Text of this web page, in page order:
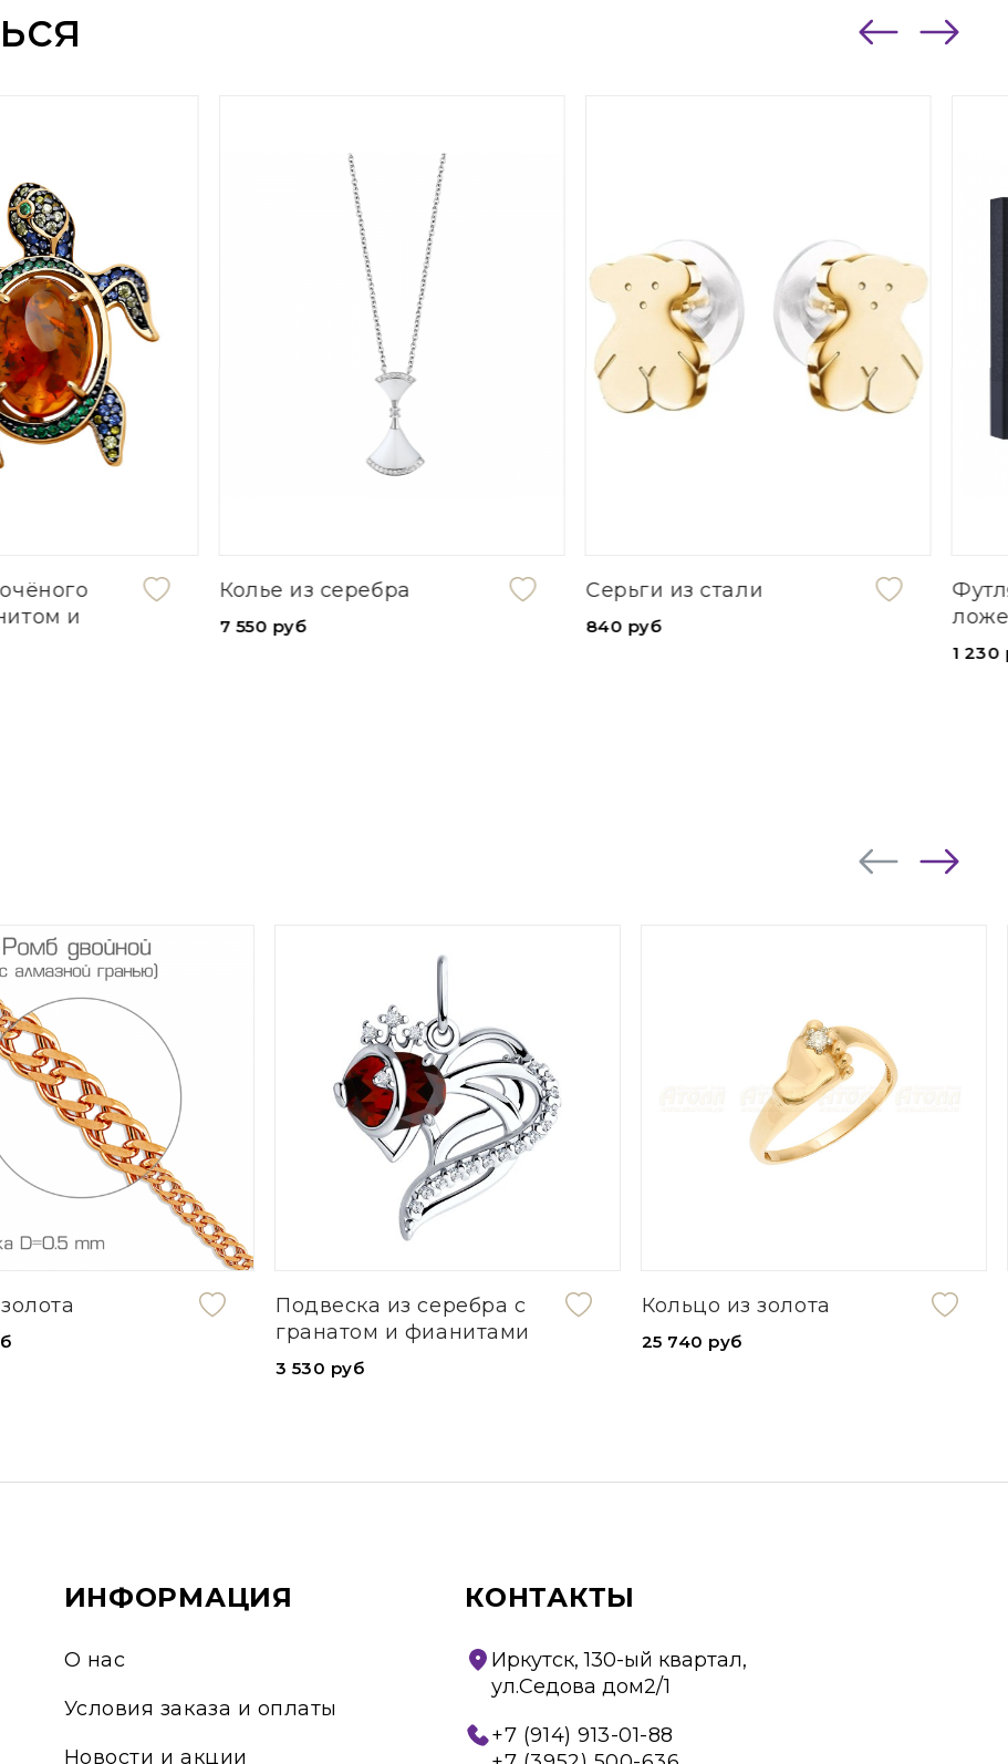
Серьги из стали
840 руб
Футляр под 6 чайных
ложек серия "От души"
Подвеска из серебра с
гранатом и фианитами
3 530 руб
Кольцо из золота
25 740 руб
ИНФОРМАЦИЯ
О нас
Условия заказа и оплаты
Новости и акции
КОНТАКТЫ
Иркутск, 130-ый квартал,
ул.Седова дом2/1
+7 (914) 913-01-88